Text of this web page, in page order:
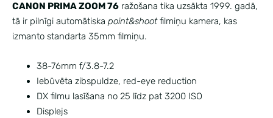
CANON PRIMA ZOOM 76 ražošana tika uzsākta 1999. gadā,
tā ir pilnīgi automātiska point&shootfilmiņu kamera, kas
izmanto standarta 35mm filmiņu.
38-76mm f/3.8-7.2
Iebūvēta zibspuldze, red-eye reduction
DX filmu lasīšana no 25 līdz pat 3200 ISO
Displejs